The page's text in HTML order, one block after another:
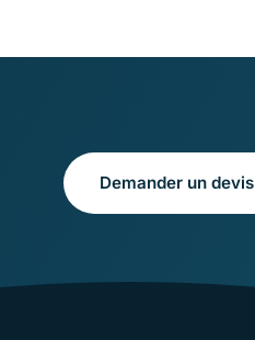
Demander un devis